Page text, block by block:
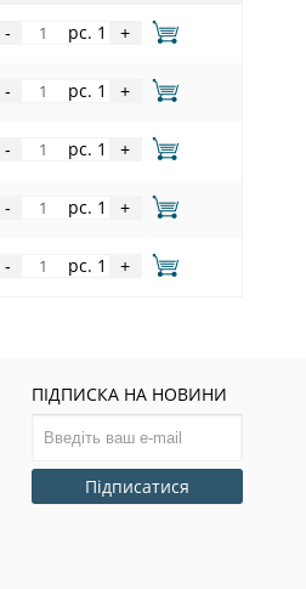
- pc. 1 +
- pc. 1 +
- pc. 1 +
- pc. 1 +
- pc. 1 +
ПІДПИСКА НА НОВИНИ
Підписатися